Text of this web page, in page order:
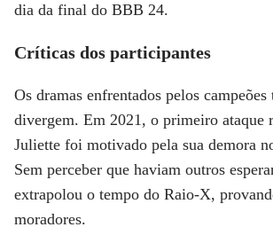
dia da final do BBB 24.
Críticas dos participantes
Os dramas enfrentados pelos campeões
divergem. Em 2021, o primeiro ataque
Juliette foi motivado pela sua demora
Sem perceber que haviam outros
extrapolou o tempo do Raio-X,
moradores.